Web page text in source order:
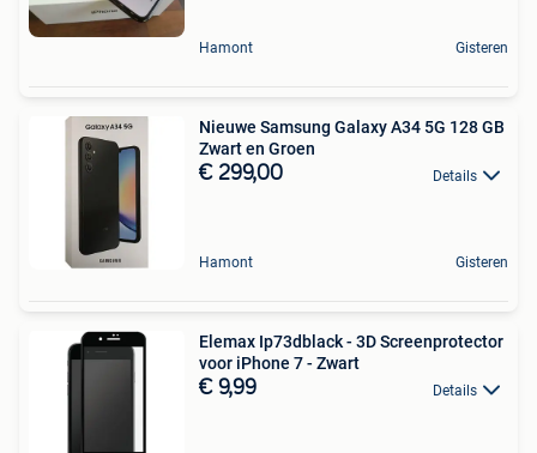
Hamont Gisteren
Nieuwe Samsung Galaxy A34 5G 128 GB
Zwart en Groen
€ 299,00 Details
Hamont Gisteren
Elemax Ip73dblack - 3D Screenprotector
voor iPhone 7 - Zwart
€ 9,99 Details